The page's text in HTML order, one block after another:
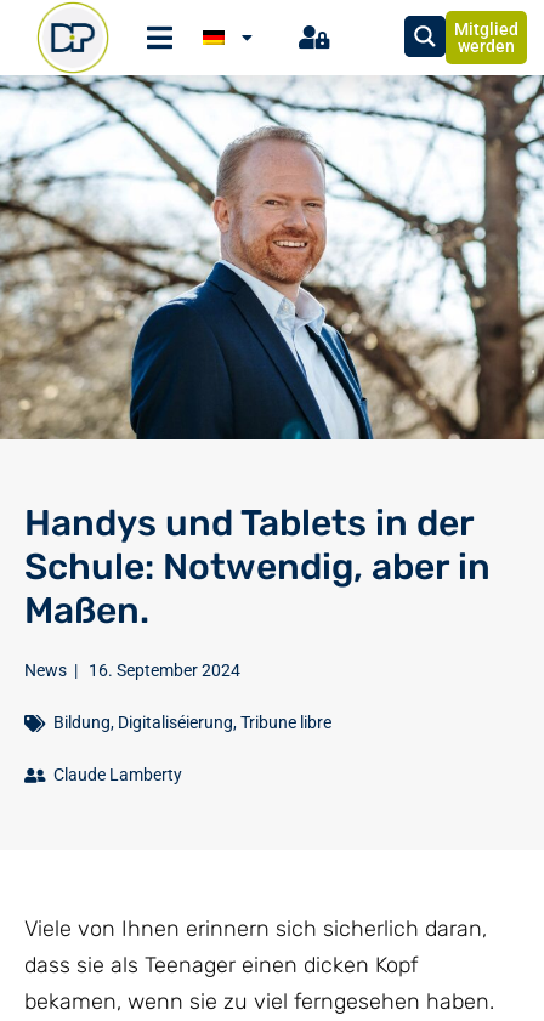
Mitglied
werden
Handys und Tablets in der
Schule: Notwendig, aber in
Maßen.
News | 16. September 2024
Bildung, Digitaliséierung,Tribune libre
Claude Lamberty
Viele von Ihnen erinnern sich sicherlich daran,
dass sie als Teenager einen dicken Kopf
bekamen, wenn sie zu viel ferngesehen haben.